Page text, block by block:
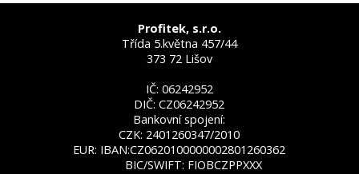
Profitek, s.r.o.
Třída 5.května 457/44
373 72 Lišov
IČ: 06242952
DIČ: CZ06242952
Bankovní spojení:
CZK: 2401260347/2010
EUR: IBAN:CZ0620100000002801260362
BIC/SWIFT: FIOBCZPPXXX